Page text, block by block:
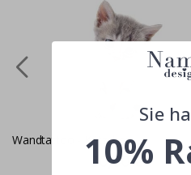
Wandtattoo - Kätzchen
Special
Price
30,00 €
Sie
10%